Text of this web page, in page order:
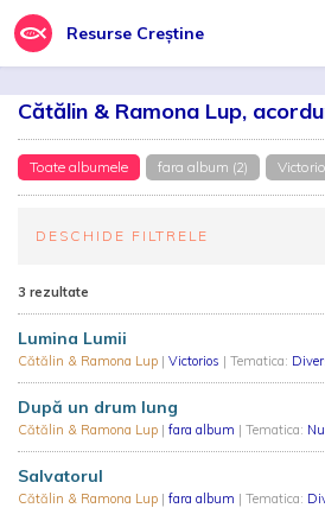
Resurse Creștine
Cătălin & Ramona Lup,
Toate albumele fara album (2)
DESCHIDE FILTRELE
3 rezultate
Lumina Lumii
Cătălin & Ramona Lup | Victorios | Tematica:
După un drum lung
Cătălin & Ramona Lup | fara album | Tematica:
Salvatorul
Cătălin & Ramona Lup | fara album | Tematica: